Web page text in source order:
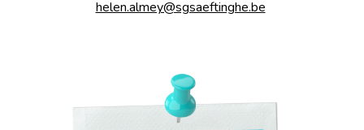
helen.almey@sgsaeftinghe.be